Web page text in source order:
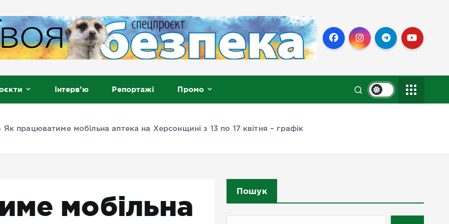
Інтерв’ю Репортажі Промо
Як працюватиме мобільна аптека на Херсонщині з 13 по 17 квітня – графік
мобільна
Пошук